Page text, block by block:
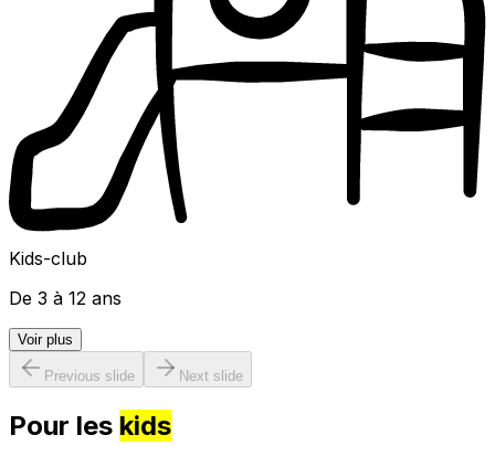
Kids-club
De 3 à 12 ans
Voir plus
Previous slide Next slide
Pour les kids